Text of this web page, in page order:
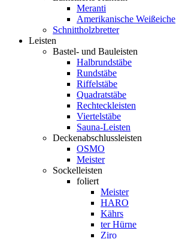
Meranti
Amerikanische Weißeiche
Schnittholzbretter
Leisten
Bastel- und Bauleisten
Halbrundstäbe
Rundstäbe
Riffelstäbe
Quadratstäbe
Rechteckleisten
Viertelstäbe
Sauna-Leisten
Deckenabschlussleisten
OSMO
Meister
Sockelleisten
foliert
Meister
HARO
Kährs
ter Hürne
Ziro